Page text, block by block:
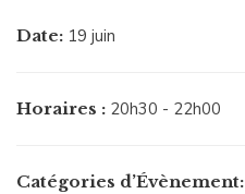
Date: 19 juin
Horaires : 20h30 - 22h00
Catégories d’Évènement: